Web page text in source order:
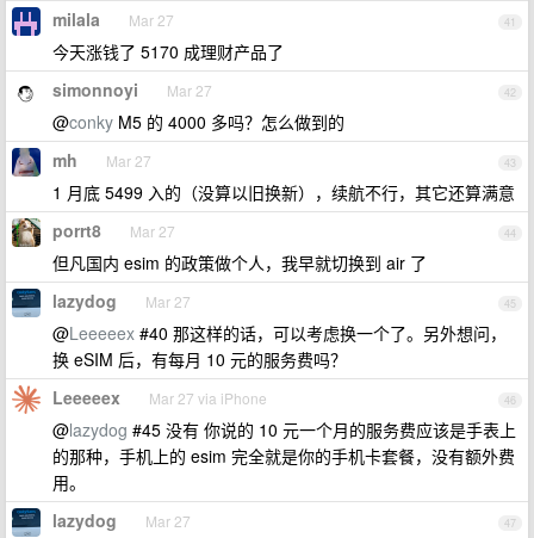
41
milala Mar 27
今天涨钱了 5170 成理财产品了
42
simonnoyi Mar 27
@conky M5 的 4000 多吗？怎么做到的
43
mh Mar 27
1 月底 5499 入的（没算以旧换新），续航不行，其它还算满意
44
porrt8 Mar 27
但凡国内 esim 的政策做个人，我早就切换到 air 了
45
lazydog Mar 27
@Leeeeex #40 那这样的话，可以考虑换一个了。另外想问，
换 eSIM 后，有每月 10 元的服务费吗？
46
Leeeeex Mar 27 via iPhone
@lazydog #45 没有 你说的 10 元一个月的服务费应该是手表上
的那种，手机上的 esim 完全就是你的手机卡套餐，没有额外费
用。
47
lazydog Mar 27